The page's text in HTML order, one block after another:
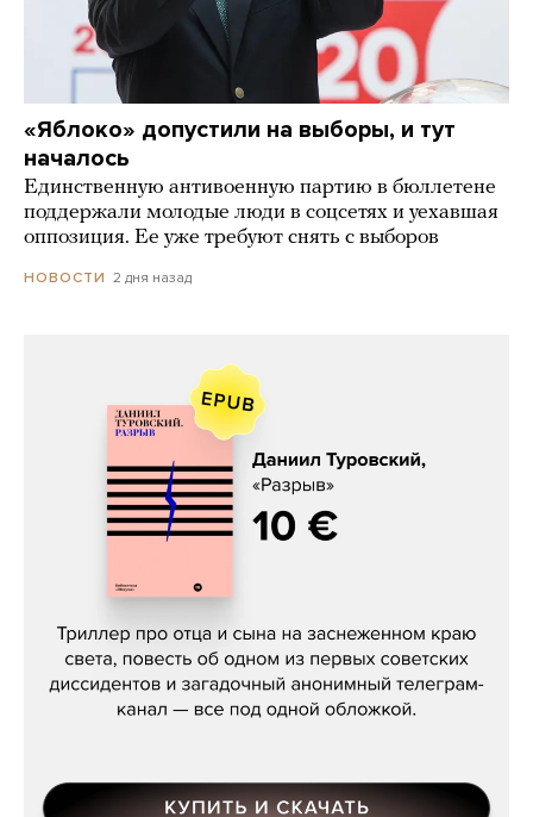
«Яблоко» допустили на выборы, и тут
началось
Единственную антивоенную партию в бюллетене
поддержали молодые люди в соцсетях и уехавшая
оппозиция. Ее уже требуют снять с выборов
НОВОСТИ 2 дня назад
Даниил Туровский, «Разрыв»